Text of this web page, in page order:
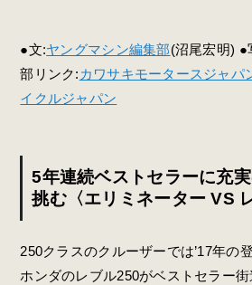
●文:ヤングマシン編集部(沼尾宏明) ●
部リンク: カワサキモータースジャパ
イクルジャパン
5年連続ベストセラーに充
挑む〈エリミネーター VS
250クラスのクルーザーでは’17年の
ホンダのレブル250がベストセラー